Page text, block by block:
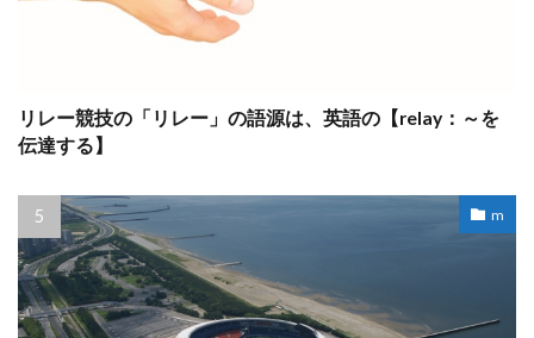
リレー競技の「リレー」の語源は、英語の【relay：～を
伝達する】
m